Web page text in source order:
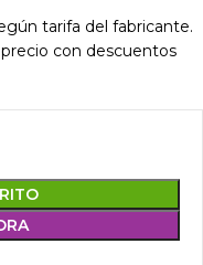
tarifa del fabricante.
con descuentos